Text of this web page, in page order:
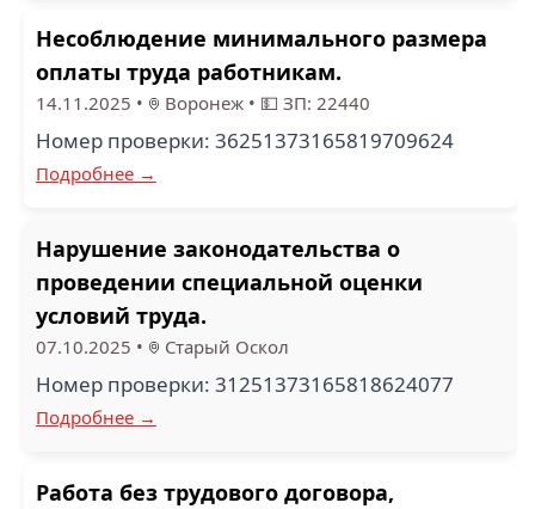
Несоблюдение минимального размера
оплаты труда работникам.
14.11.2025 • Воронеж • 💵 ЗП: 22440
Номер проверки: 36251373165819709624
Подробнее →
Нарушение законодательства о
проведении специальной оценки
условий труда.
07.10.2025 • Старый Оскол
Номер проверки: 31251373165818624077
Подробнее →
Работа без трудового договора,